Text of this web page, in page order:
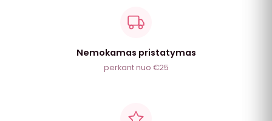
Nemokamas pristatymas
perkant nuo €25